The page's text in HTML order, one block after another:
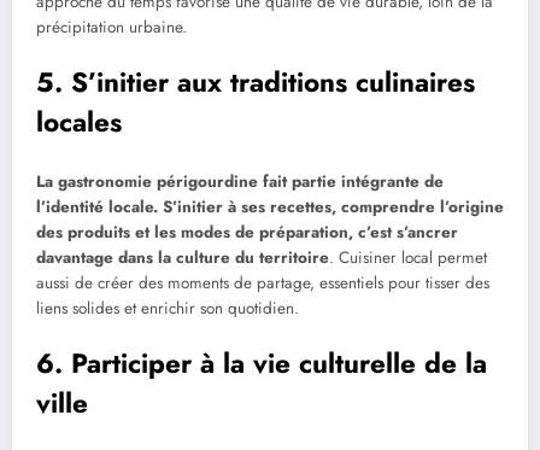
précipitation urbaine.
5. S’initier aux traditions culinaires
locales
La gastronomie périgourdine fait partie intégrante de
l’identité locale. S’initier à ses recettes, comprendre l’origine
des produits et les modes de préparation, c’est s’ancrer
davantage dans la culture du territoire. Cuisiner local permet
aussi de créer des moments de partage, essentiels pour tisser des
liens solides et enrichir son quotidien.
6. Participer à la vie culturelle de la
ville